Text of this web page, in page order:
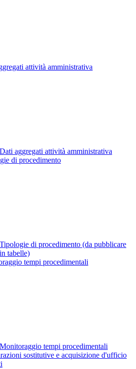
attività amministrativa
Dati aggregati attività amministrativa
di procedimento
Tipologie di procedimento (da pubblicare
in tabelle)
tempi procedimentali
Monitoraggio tempi procedimentali
sostitutive e acquisizione d'ufficio